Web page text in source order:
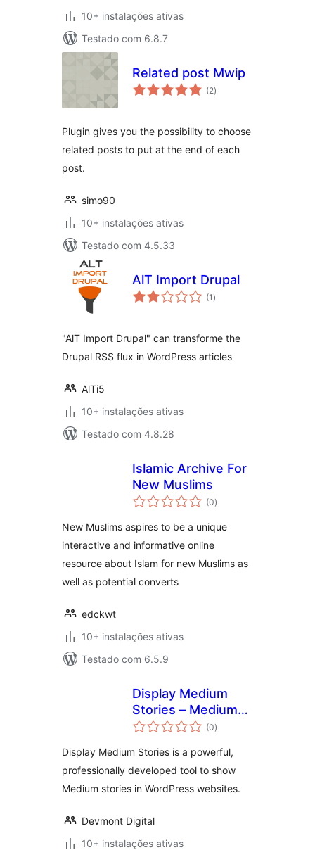
10+ instalações ativas
Testado com 6.8.7
Related post Mwip
(2avaliações
totais
)
Plugin gives you the possibility to choose
related posts to put at the end of each
post.
simo90
10+ instalações ativas
Testado com 4.5.33
AlT Import Drupal
(1 avaliações
totais
)
"AlT Import Drupal" can transforme the
Drupal RSS flux in WordPress articles
AlTi5
10+ instalações ativas
Testado com 4.8.28
Islamic Archive For
New Muslims
(0avaliações
totais
)
New Muslims aspires to be a unique
interactive and informative online
resource about Islam for new Muslims as
well as potential converts
edckwt
10+ instalações ativas
Testado com 6.5.9
Display Medium
Stories – Medium
Articles in a (0avaliações
totais
)
Display Medium Stories is a powerful,
professionally developed tool to show
Medium stories in WordPress websites.
Devmont Digital
10+ instalações ativas